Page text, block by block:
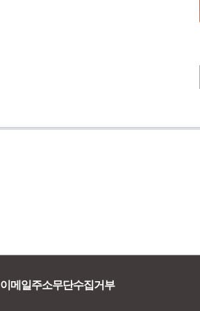
이메일주소무단수집거부